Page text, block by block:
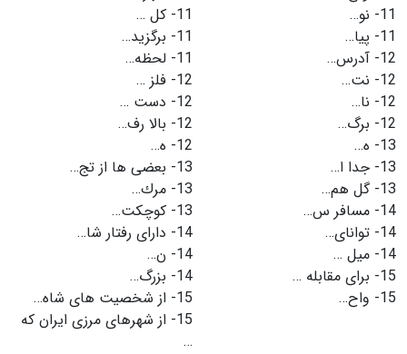
11- نو…
11- پیا…
12- آدرس…
12- نت…
12- نا…
12- برگ…
13- ه…
13- جدا ا…
13- گل هم…
14- مسافر س…
14- توانای…
14- میل …
15- برای مقابله …
15- واح…
11- كل …
11- برگزید…
11- لحظه…
12- فلز …
12- دست …
12- بالا رف…
12- ه…
13- بعضی ها از تج…
13- مرك…
13- كوچكت…
14- دارای رفتار شا…
14- ن…
14- بزرگ…
15- از شخصیت های شاه…
15- از شهرهای مرزی ایران كه
…